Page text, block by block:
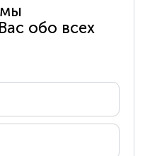
мы
обо всех